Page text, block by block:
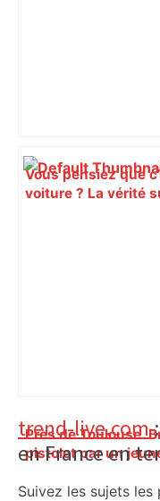
Vous pensiez que
voiture ? La vérité
Près de Toulouse.
pistolet par un
Actu.fr
Primary
Sidebar
trend-live.com:
en France en
Suivez les sujets les